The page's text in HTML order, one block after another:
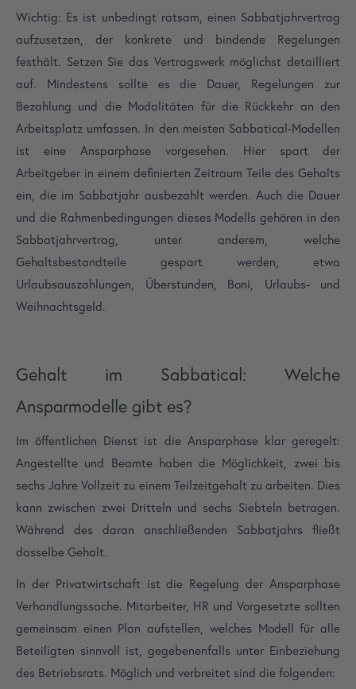
Wichtig: Es ist unbedingt ratsam, einen Sabbatjahrvertrag
aufzusetzen, der konkrete und bindende Regelungen
festhält. Setzen Sie das Vertragswerk möglichst detailliert
auf. Mindestens sollte es die Dauer, Regelungen zur
Bezahlung und die Modalitäten für die Rückkehr an den
Arbeitsplatz umfassen. In den meisten Sabbatical-Modellen
ist eine Ansparphase vorgesehen. Hier spart der
Arbeitgeber in einem definierten Zeitraum Teile des Gehalts
ein, die im Sabbatjahr ausbezahlt werden. Auch die Dauer
und die Rahmenbedingungen dieses Modells gehören in den
Sabbatjahrvertrag, unter anderem, welche
Gehaltsbestandteile gespart werden, etwa
Urlaubsauszahlungen, Überstunden, Boni, Urlaubs- und
Weihnachtsgeld.
Gehalt im Sabbatical: Welche
Ansparmodelle gibt es?
Im öffentlichen Dienst ist die Ansparphase klar geregelt:
Angestellte und Beamte haben die Möglichkeit, zwei bis
sechs Jahre Vollzeit zu einem Teilzeitgehalt zu arbeiten. Dies
kann zwischen zwei Dritteln und sechs Siebteln betragen.
Während des daran anschließenden Sabbatjahrs fließt
dasselbe Gehalt.
In der Privatwirtschaft ist die Regelung der Ansparphase
Verhandlungssache. Mitarbeiter, HR und Vorgesetzte sollten
gemeinsam einen Plan aufstellen, welches Modell für alle
Beteiligten sinnvoll ist, gegebenenfalls unter Einbeziehung
des Betriebsrats. Möglich und verbreitet sind die folgenden: